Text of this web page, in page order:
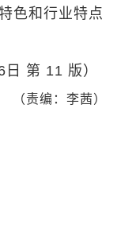
色和行业特点
第 11 版）
（责编：李茜）